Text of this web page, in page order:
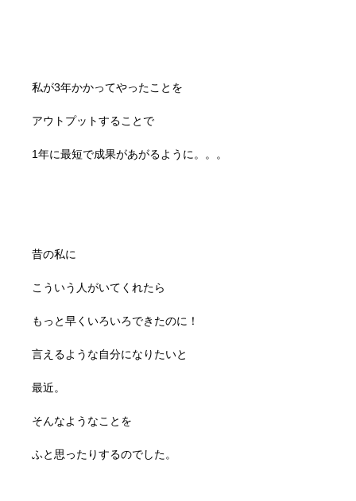
私が3年かかってやったことを
アウトプットすることで
1年に最短で成果があがるように。。。
昔の私に
こういう人がいてくれたら
もっと早くいろいろできたのに！
言えるような自分になりたいと
最近。
そんなようなことを
ふと思ったりするのでした。